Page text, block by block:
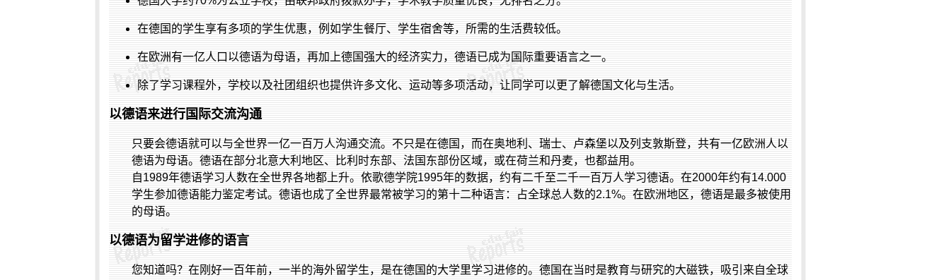
在德国的学生享有多项的学生优惠，例如学生餐厅、学生宿舍等，所需的生活费较低。
在欧洲有一亿人口以德语为母语，再加上德国强大的经济实力，德语已成为国际重要语言之一。
除了学习课程外，学校以及社团组织也提供许多文化、运动等多项活动，让同学可以更了解德国文化与生活。
以德语来进行国际交流沟通
只要会德语就可以与全世界一亿一百万人沟通交流。不只是在德国，而在奥地利、瑞士、卢森堡以及列支敦斯登，共有一亿欧洲人以
德语为母语。德语在部分北意大利地区、比利时东部、法国东部份区域，或在荷兰和丹麦，也都益用。
自1989年德语学习人数在全世界各地都上升。依歌德学院1995年的数据，约有二千至二千一百万人学习德语。在2000年约有14.000
学生参加德语能力鉴定考试。德语也成了全世界最常被学习的第十二种语言：占全球总人数的2.1%。在欧洲地区，德语是最多被使用
的母语。
以德语为留学进修的语言
您知道吗？在刚好一百年前，一半的海外留学生，是在德国的大学里学习进修的。德国在当时是教育与研究的大磁铁，吸引来自全球